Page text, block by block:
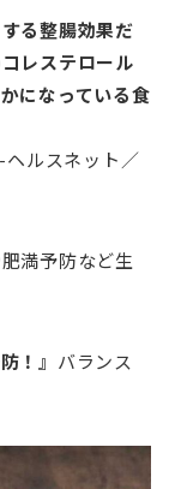
る整腸効果だ
レステロール
になっている食
ヘルスネット／
満予防など生
！』 バランス